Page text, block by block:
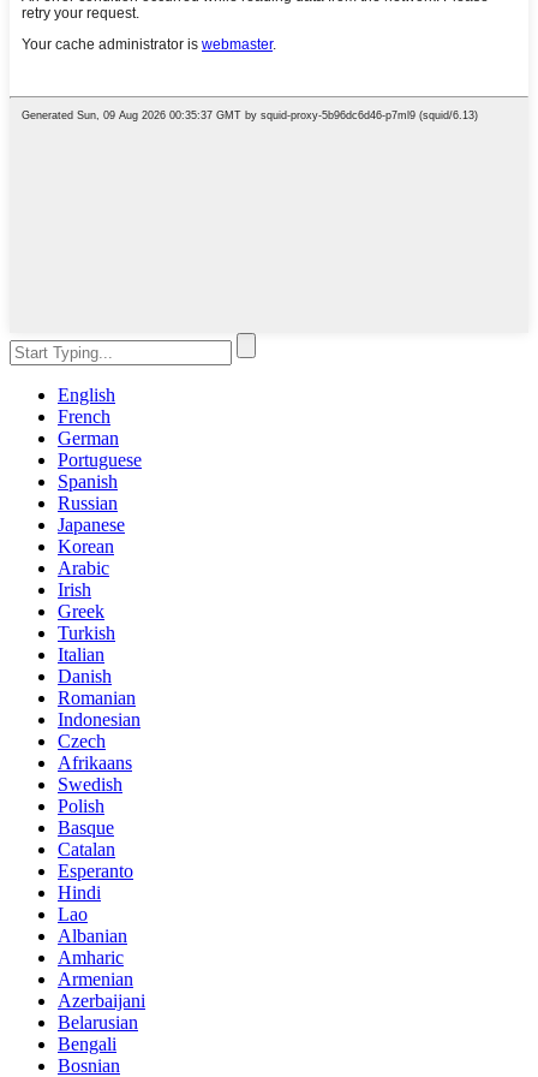
English
French
German
Portuguese
Spanish
Russian
Japanese
Korean
Arabic
Irish
Greek
Turkish
Italian
Danish
Romanian
Indonesian
Czech
Afrikaans
Swedish
Polish
Basque
Catalan
Esperanto
Hindi
Lao
Albanian
Amharic
Armenian
Azerbaijani
Belarusian
Bengali
Bosnian